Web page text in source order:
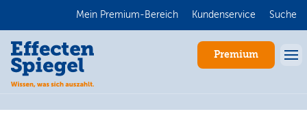
Mein Premium-Bereich Kundenservice Suche
Premium